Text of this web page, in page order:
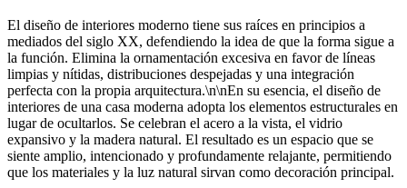
El diseño de interiores moderno tiene sus raíces en principios a
mediados del siglo XX, defendiendo la idea de que la forma sigue a
la función. Elimina la ornamentación excesiva en favor de líneas
limpias y nítidas, distribuciones despejadas y una integración
perfecta con la propia arquitectura.\n\nEn su esencia, el diseño de
interiores de una casa moderna adopta los elementos estructurales en
lugar de ocultarlos. Se celebran el acero a la vista, el vidrio
expansivo y la madera natural. El resultado es un espacio que se
siente amplio, intencionado y profundamente relajante, permitiendo
que los materiales y la luz natural sirvan como decoración principal.